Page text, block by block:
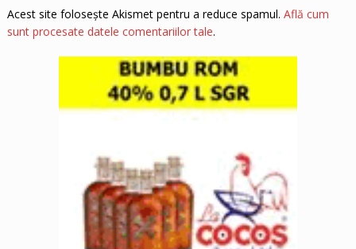
Acest site folosește Akismet pentru a reduce spamul. Află cum
sunt procesate datele comentariilor tale.